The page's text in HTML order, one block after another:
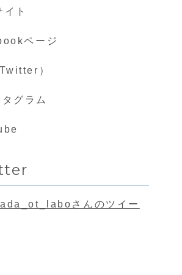
ト
ページ
）
グラム
さんのツイー